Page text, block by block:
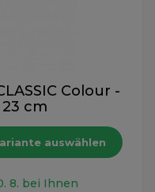
Colour -
cm
auswählen
8. bei Ihnen